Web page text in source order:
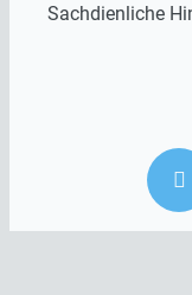
Sachdienliche